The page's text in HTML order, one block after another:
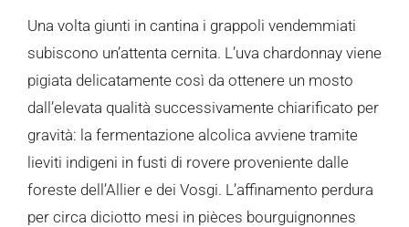
Una volta giunti in cantina i grappoli vendemmiati
subiscono un’attenta cernita. L’uva chardonnay viene
pigiata delicatamente così da ottenere un mosto
dall’elevata qualità successivamente chiarificato per
gravità: la fermentazione alcolica avviene tramite
lieviti indigeni in fusti di rovere proveniente dalle
foreste dell’Allier e dei Vosgi. L’affinamento perdura
per circa diciotto mesi in pièces bourguignonnes